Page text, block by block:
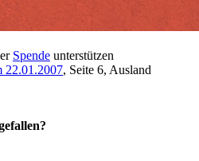
Spende unterstützen
22.01.2007, Seite 6, Ausland